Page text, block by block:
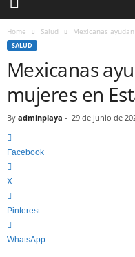
Home Salud Mexicanas
SALUD
Mexicanas
mujeres en
By adminplaya - 29 de junio de
Facebook
X
Pinterest
WhatsApp